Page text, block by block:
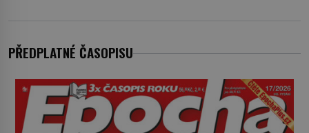
jenom jednou z nemovitostí
PŘEDPLATNÉ ČASOPISU